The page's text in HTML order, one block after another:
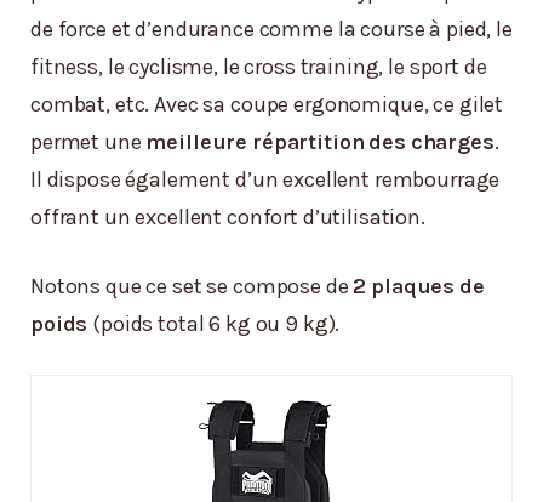
de force et d’endurance comme la course à pied, le
fitness, le cyclisme, le cross training, le sport de
combat, etc. Avec sa coupe ergonomique, ce gilet
permet une meilleure répartition des charges.
Il dispose également d’un excellent rembourrage
offrant un excellent confort d’utilisation.
Notons que ce set se compose de 2 plaques de
poids (poids total 6 kg ou 9 kg).